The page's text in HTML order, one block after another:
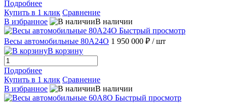
Подробнее
Купить в 1 клик Сравнение
В избранное
В наличии
Быстрый просмотр
Весы автомобильные 80А24О 1 950 000 ₽ / шт
В корзину
Подробнее
Купить в 1 клик Сравнение
В избранное
В наличии
Быстрый просмотр